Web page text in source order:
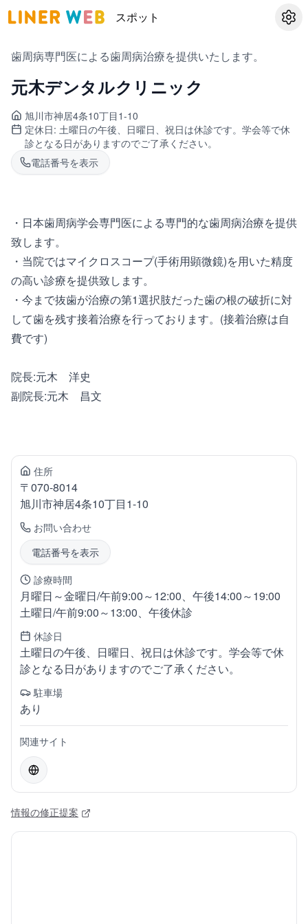
スポット 設定
歯周病専門医による歯周病治療を提供いたします。
元木デンタルクリニック
旭川市神居4条10丁目1-10
定休日: 土曜日の午後、日曜日、祝日は休診です。学会等で休
診となる日がありますのでご了承ください。
電話番号を表示
・日本歯周病学会専門医による専門的な歯周病治療を提供
致します。
・当院ではマイクロスコープ(手術用顕微鏡)を用いた精度
の高い診療を提供致します。
・今まで抜歯が治療の第1選択肢だった歯の根の破折に対
して歯を残す接着治療を行っております。(接着治療は自
費です)
院長:元木 洋史
副院長:元木 昌文
住所
〒070-8014
旭川市神居4条10丁目1-10
お問い合わせ
電話番号を表示
診療時間
月曜日～金曜日/午前9:00～12:00、午後14:00～19:00
土曜日/午前9:00～13:00、午後休診
休診日
土曜日の午後、日曜日、祝日は休診です。学会等で休
診となる日がありますのでご了承ください。
駐車場
あり
関連サイト
情報の修正提案